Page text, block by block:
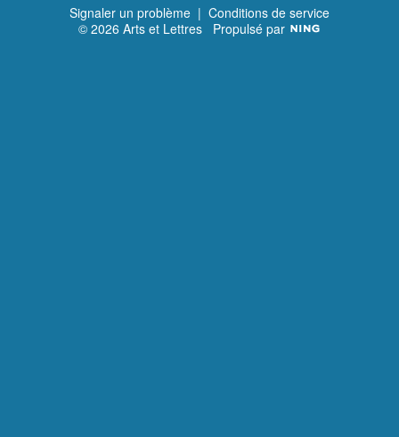
Signaler un problème | Conditions de service
© 2026 Arts et Lettres Propulsé par